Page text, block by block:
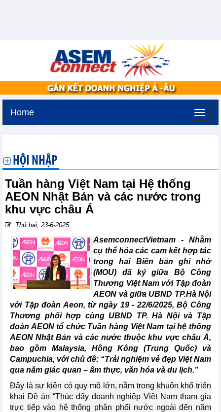
Home
HỘI NHẬP
Tuần hàng Việt Nam tại Hệ thống
AEON Nhật Bản và các nước trong
khu vực châu Á
Thứ hai, 23-6-2025
AsemconnectVietnam - Nhằm
cụ thể hóa các cam kết hợp tác
trong hai Biên bản ghi nhớ
(MOU) đã ký giữa Bộ Công
Thương Việt Nam với Tập đoàn
AEON và giữa UBND TP.Hà Nội
với Tập đoàn Aeon, từ ngày 19 - 22/6/2025, Bộ Công
Thương phối hợp cùng UBND TP. Hà Nội và Tập
đoàn AEON tổ chức Tuần hàng Việt Nam tại hệ thống
AEON Nhật Bản và các nước thuộc khu vực châu Á,
bao gồm Malaysia, Hồng Kông (Trung Quốc) và
Campuchia, với chủ đề: “Trải nghiệm vẻ đẹp Việt Nam
qua năm giác quan – ẩm thực, văn hóa và du lịch.”
Đây là sự kiện có quy mô lớn, nằm trong khuôn khổ triển
khai Đề án “Thúc đẩy doanh nghiệp Việt Nam tham gia
trực tiếp vào hệ thống phân phối nước ngoài đến năm